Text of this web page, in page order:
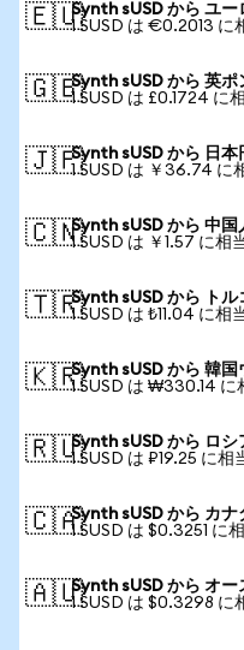
🇪🇺Synth sUSD から ユー
1 SUSD は €0.2013 に
🇬🇧Synth sUSD から 英ポ
1 SUSD は £0.1724 に
🇯🇵Synth sUSD から 日本
1 SUSD は ￥36.74 に
🇨🇳Synth sUSD から 中国
1 SUSD は ￥1.57 に相
🇹🇷Synth sUSD から トル
1 SUSD は ₺11.04 に相
🇰🇷Synth sUSD から 韓国
1 SUSD は ₩330.14 に
🇷🇺Synth sUSD から ロシ
1 SUSD は ₽19.25 に相
🇨🇦Synth sUSD から カナ
1 SUSD は $0.3251 に
🇦🇺Synth sUSD から オー
1 SUSD は $0.3298 に